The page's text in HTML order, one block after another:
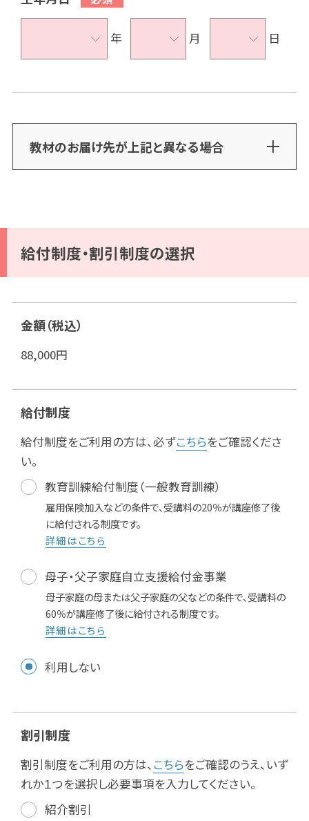
年 月 日
教材のお届け先が上記と異なる場合
給付制度・割引制度の選択
金額（税込）
88,000円
給付制度
給付制度をご利用の方は、必ずこちらをご確認くださ
い。
教育訓練給付制度（一般教育訓練）
雇用保険加入などの条件で、受講料の20％が講座修了後
に給付される制度です。
詳細はこちら
母子・父子家庭自立支援給付金事業
母子家庭の母または父子家庭の父などの条件で、受講料の
60％が講座修了後に給付される制度です。
詳細はこちら
利用しない
割引制度
割引制度をご利用の方は、 こちらをご確認のうえ、いず
れか１つを選択し必要事項を入力してください。
紹介割引